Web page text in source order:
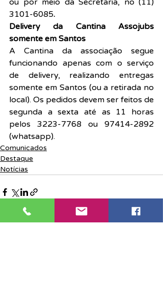
ou por meio da Secretaria, no (11)
3101-6085.
Delivery da Cantina Assojubs
somente em Santos
A Cantina da associação segue
funcionando apenas com o serviço
de delivery, realizando entregas
somente em Santos (ou a retirada no
local). Os pedidos devem ser feitos de
segunda a sexta até as 11 horas
pelos 3223-7768 ou 97414-2892
(whatsapp).
Comunicados
Destaque
Notícias